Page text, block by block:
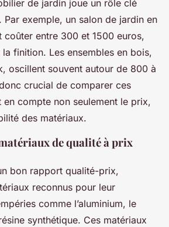
de jardin joue un rôle clé
exemple, un salon de jardin en
coûter entre 300 et 1500 euros,
finition. Les ensembles en bois,
oscillent souvent autour de 800 à
crucial de comparer ces
compte non seulement le prix,
des matériaux.
de qualité à prix
bon rapport qualité-prix,
reconnus pour leur
comme l’aluminium, le
synthétique. Ces matériaux